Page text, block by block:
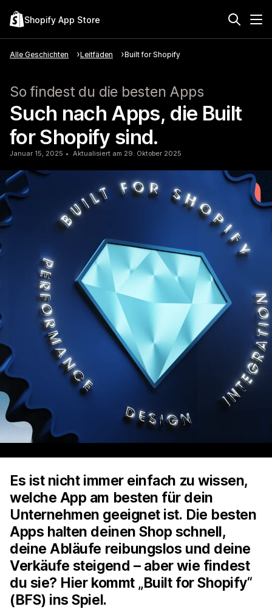
Shopify App Store
Alle Geschichten Leitfäden Built for Shopify
So findest du die besten Apps
Such nach Apps, die Built
for Shopify sind.
Januar 15, 2025 Aktualisiert am 29. Oktober 2025
Es ist nicht immer einfach zu wissen,
welche App am besten für dein
Unternehmen geeignet ist. Die besten
Apps halten deinen Shop schnell,
deine Abläufe reibungslos und deine
Verkäufe steigend – aber wie findest
du sie? Hier kommt „Built for Shopify“
(BFS) ins Spiel.